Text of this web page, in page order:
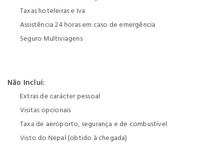
Taxas hoteleiras e Iva
Assistência 24 horas em caso de emergência
Seguro Multiviagens
Não Inclui:
Extras de carácter pessoal
Visitas opcionais
Taxa de aeroporto, segurança e de combustível
Visto do Nepal (obtido à chegada)